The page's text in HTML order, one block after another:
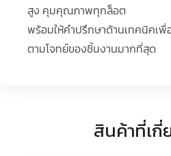
สูง คุมคุณภาพทุกล็อต
พร้อมให้คำปรึกษาด้านเทคนิคเพื่
ตามโจทย์ของชิ้นงานมากที่สุด
สินค้าที่เกี่